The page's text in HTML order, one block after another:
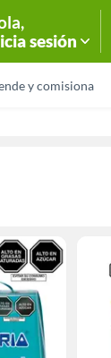
,
sesión
y comisiona